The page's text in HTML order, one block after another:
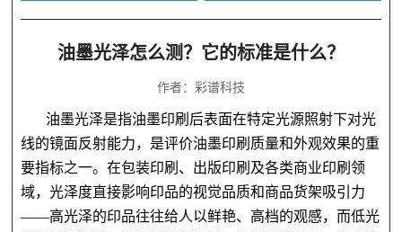
油墨光泽怎么测？它的标准是什么？
作者：彩谱科技
油墨光泽是指油墨印刷后表面在特定光源照射下对光
线的镜面反射能力，是评价油墨印刷质量和外观效果的重
要指标之一。在包装印刷、出版印刷及各类商业印刷领
域，光泽度直接影响印品的视觉品质和商品货架吸引力
——高光泽的印品往往给人以鲜艳、高档的观感，而低光